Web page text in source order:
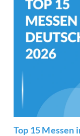
Top 15 Messen